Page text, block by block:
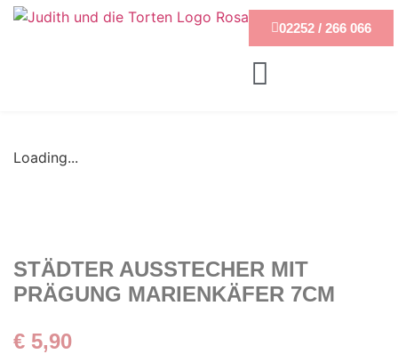
02252 / 266 066
Loading...
STÄDTER AUSSTECHER MIT
PRÄGUNG MARIENKÄFER 7CM
€ 5,90